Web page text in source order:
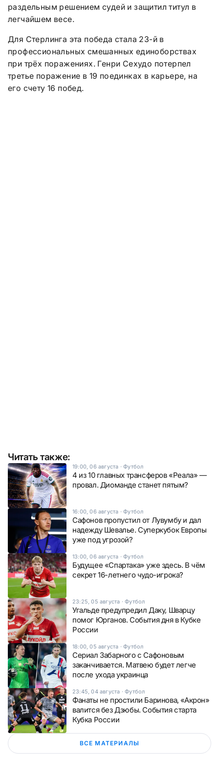
раздельным решением судей и защитил титул в
легчайшем весе.
Для Стерлинга эта победа стала 23-й в
профессиональных смешанных единоборствах
при трёх поражениях. Генри Сехудо потерпел
третье поражение в 19 поединках в карьере, на
его счету 16 побед.
Читать также:
19:00, 06 августа ·Футбол
4 из 10 главных трансферов «Реала» —
провал. Диоманде станет пятым?
16:00, 06 августа ·Футбол
Сафонов пропустил от Лувумбу и дал
надежду Шевалье. Суперкубок Европы
уже под угрозой?
13:00, 06 августа ·Футбол
Будущее «Спартака» уже здесь. В чём
секрет 16-летнего чудо-игрока?
23:25, 05 августа ·Футбол
Угальде предупредил Даку, Шварцу
помог Юрганов. События дня в Кубке
России
18:00, 05 августа ·Футбол
Сериал Забарного с Сафоновым
заканчивается. Матвею будет легче
после ухода украинца
23:45, 04 августа ·Футбол
Фанаты не простили Баринова, «Акрон»
валится без Дзюбы. События старта
Кубка России
ВСЕ МАТЕРИАЛЫ